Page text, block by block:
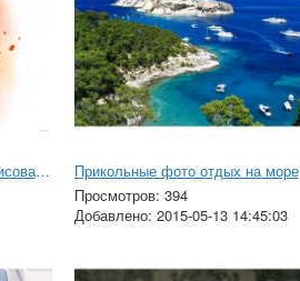
Картинки детей прикольные нарисованные
Прикольные фото отдых на море
Просмотров: 394
Добавлено: 2015-05-13 14:45:03